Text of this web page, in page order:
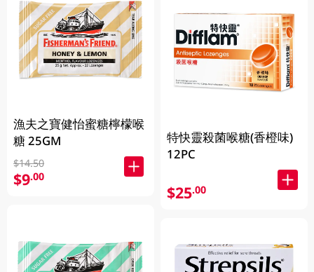
漁夫之寶健怡蜜糖檸檬喉
糖 25GM
$14.50
$9.00
特快靈殺菌喉糖(香橙味)
12PC
$25.00